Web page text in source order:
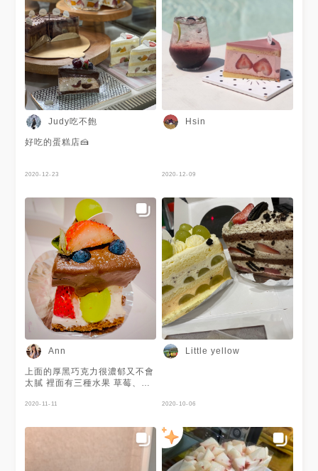
Judy吃不飽
好吃的蛋糕店🍰
2020-12-23
Hsin
2020-12-09
Ann
上面的厚黑巧克力很濃郁又不會
太膩 裡面有三種水果 草莓、藍
中間層的奶油餡有水果香 在巨
真的太貴了 180以內會買的價格
2020-11-11
Little yellow
2020-10-06